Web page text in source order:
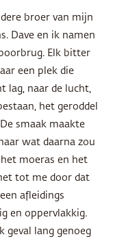
broer van mijn
Dave en ik namen
Elk bitter
een plek die
lag, naar de lucht,
het geroddel
smaak maakte
wat daarna zou
moeras en het
tot me door dat
afleidings
en oppervlakkig.
geval lang genoeg